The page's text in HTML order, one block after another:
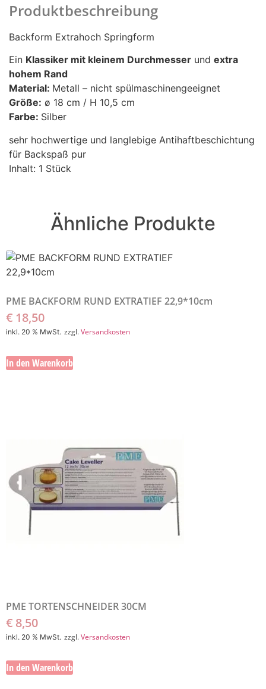
Produktbeschreibung
Backform Extrahoch Springform
Ein Klassiker mit kleinem Durchmesser und extra
hohem Rand
Material: Metall – nicht spülmaschinengeeignet
Größe: ø 18 cm / H 10,5 cm
Farbe: Silber
sehr hochwertige und langlebige Antihaftbeschichtung
für Backspaß pur
Inhalt: 1 Stück
Ähnliche Produkte
PME BACKFORM RUND EXTRATIEF 22,9*10cm
€ 18,50
inkl. 20 % MwSt. zzgl.Versandkosten
In den Warenkorb
PME TORTENSCHNEIDER 30CM
€ 8,50
inkl. 20 % MwSt. zzgl.Versandkosten
In den Warenkorb